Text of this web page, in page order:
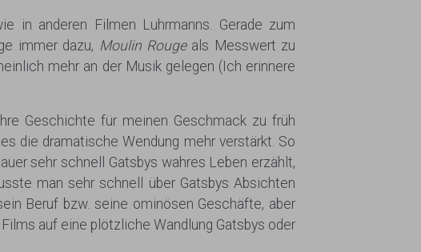
in anderen Filmen Luhrmanns. Gerade zum
immer dazu, Moulin Rougeals Messwert zu
mehr an der Musik gelegen (Ich erinnere
Geschichte für meinen Geschmack zu früh
die dramatische Wendung mehr verstärkt. So
sehr schnell Gatsbys wahres Leben erzählt,
man sehr schnell über Gatsbys Absichten
Beruf bzw. seine ominösen Geschäfte, aber
auf eine plötzliche Wandlung Gatsbys oder